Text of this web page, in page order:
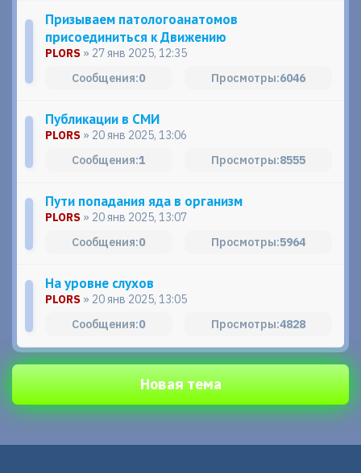
Призываем патологоанатомов
присоединиться к Движению
PLORS » 27 янв 2025, 12:35
0
6046
Публикации в СМИ
PLORS » 20 янв 2025, 13:06
1
8555
Пути попадания яда в организм
PLORS » 20 янв 2025, 13:07
0
5964
На уровне слухов
PLORS » 20 янв 2025, 13:05
0
4828
Новая тема